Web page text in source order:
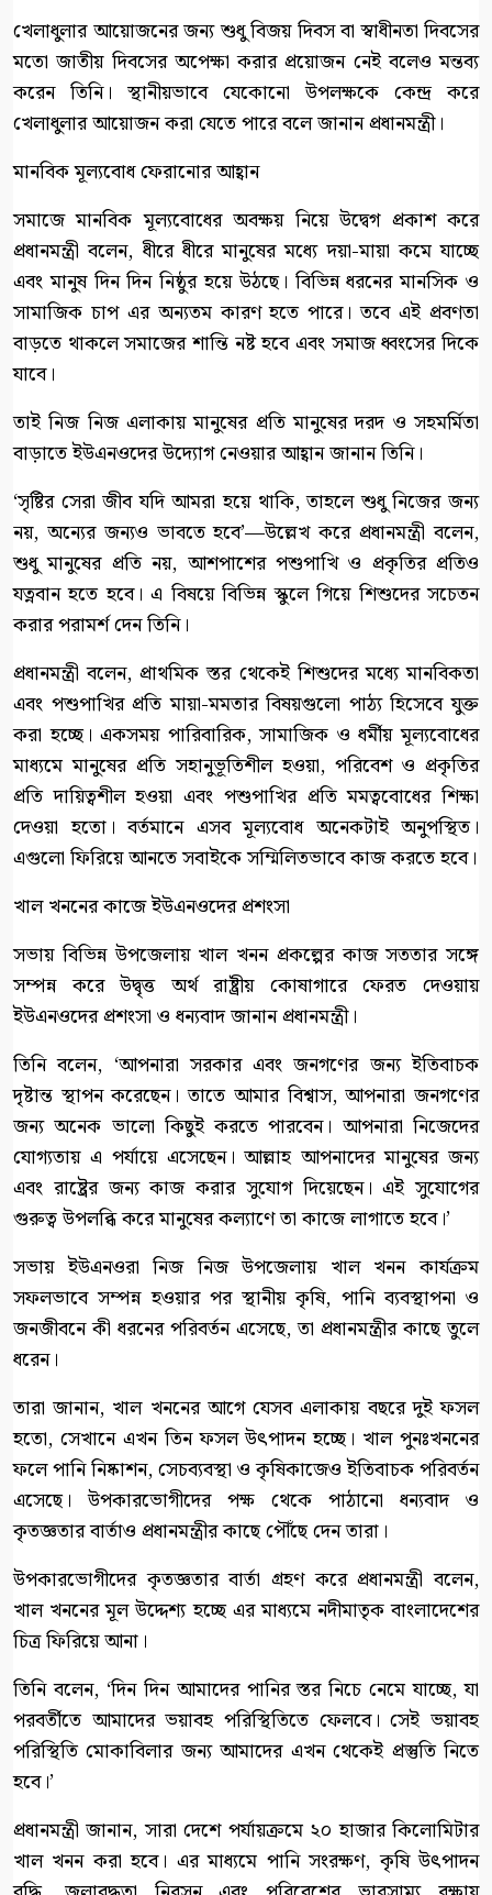
খেলাধুলার আয়োজনের জন্য শুধু বিজয় দিবস বা স্বাধীনতা দিবসের
মতো জাতীয় দিবসের অপেক্ষা করার প্রয়োজন নেই বলেও মন্তব্য
করেন তিনি। স্থানীয়ভাবে যেকোনো উপলক্ষকে কেন্দ্র করে
খেলাধুলার আয়োজন করা যেতে পারে বলে জানান প্রধানমন্ত্রী।
মানবিক মূল্যবোধ ফেরানোর আহ্বান
সমাজে মানবিক মূল্যবোধের অবক্ষয় নিয়ে উদ্বেগ প্রকাশ করে
প্রধানমন্ত্রী বলেন, ধীরে ধীরে মানুষের মধ্যে দয়া-মায়া কমে যাচ্ছে
এবং মানুষ দিন দিন নিষ্ঠুর হয়ে উঠছে। বিভিন্ন ধরনের মানসিক ও
সামাজিক চাপ এর অন্যতম কারণ হতে পারে। তবে এই প্রবণতা
বাড়তে থাকলে সমাজের শান্তি নষ্ট হবে এবং সমাজ ধ্বংসের দিকে
যাবে।
তাই নিজ নিজ এলাকায় মানুষের প্রতি মানুষের দরদ ও সহমর্মিতা
বাড়াতে ইউএনওদের উদ্যোগ নেওয়ার আহ্বান জানান তিনি।
‘সৃষ্টির সেরা জীব যদি আমরা হয়ে থাকি, তাহলে শুধু নিজের জন্য
নয়, অন্যের জন্যও ভাবতে হবে’—উল্লেখ করে প্রধানমন্ত্রী বলেন,
শুধু মানুষের প্রতি নয়, আশপাশের পশুপাখি ও প্রকৃতির প্রতিও
যত্নবান হতে হবে। এ বিষয়ে বিভিন্ন স্কুলে গিয়ে শিশুদের সচেতন
করার পরামর্শ দেন তিনি।
প্রধানমন্ত্রী বলেন, প্রাথমিক স্তর থেকেই শিশুদের মধ্যে মানবিকতা
এবং পশুপাখির প্রতি মায়া-মমতার বিষয়গুলো পাঠ্য হিসেবে যুক্ত
করা হচ্ছে। একসময় পারিবারিক, সামাজিক ও ধর্মীয় মূল্যবোধের
মাধ্যমে মানুষের প্রতি সহানুভূতিশীল হওয়া, পরিবেশ ও প্রকৃতির
প্রতি দায়িত্বশীল হওয়া এবং পশুপাখির প্রতি মমত্ববোধের শিক্ষা
দেওয়া হতো। বর্তমানে এসব মূল্যবোধ অনেকটাই অনুপস্থিত।
এগুলো ফিরিয়ে আনতে সবাইকে সম্মিলিতভাবে কাজ করতে হবে।
খাল খননের কাজে ইউএনওদের প্রশংসা
সভায় বিভিন্ন উপজেলায় খাল খনন প্রকল্পের কাজ সততার সঙ্গে
সম্পন্ন করে উদ্বৃত্ত অর্থ রাষ্ট্রীয় কোষাগারে ফেরত দেওয়ায়
ইউএনওদের প্রশংসা ও ধন্যবাদ জানান প্রধানমন্ত্রী।
তিনি বলেন, ‘আপনারা সরকার এবং জনগণের জন্য ইতিবাচক
দৃষ্টান্ত স্থাপন করেছেন। তাতে আমার বিশ্বাস, আপনারা জনগণের
জন্য অনেক ভালো কিছুই করতে পারবেন। আপনারা নিজেদের
যোগ্যতায় এ পর্যায়ে এসেছেন। আল্লাহ আপনাদের মানুষের জন্য
এবং রাষ্ট্রের জন্য কাজ করার সুযোগ দিয়েছেন। এই সুযোগের
গুরুত্ব উপলব্ধি করে মানুষের কল্যাণে তা কাজে লাগাতে হবে।’
সভায় ইউএনওরা নিজ নিজ উপজেলায় খাল খনন কার্যক্রম
সফলভাবে সম্পন্ন হওয়ার পর স্থানীয় কৃষি, পানি ব্যবস্থাপনা ও
জনজীবনে কী ধরনের পরিবর্তন এসেছে, তা প্রধানমন্ত্রীর কাছে তুলে
ধরেন।
তারা জানান, খাল খননের আগে যেসব এলাকায় বছরে দুই ফসল
হতো, সেখানে এখন তিন ফসল উৎপাদন হচ্ছে। খাল পুনঃখননের
ফলে পানি নিষ্কাশন, সেচব্যবস্থা ও কৃষিকাজেও ইতিবাচক পরিবর্তন
এসেছে। উপকারভোগীদের পক্ষ থেকে পাঠানো ধন্যবাদ ও
কৃতজ্ঞতার বার্তাও প্রধানমন্ত্রীর কাছে পৌঁছে দেন তারা।
উপকারভোগীদের কৃতজ্ঞতার বার্তা গ্রহণ করে প্রধানমন্ত্রী বলেন,
খাল খননের মূল উদ্দেশ্য হচ্ছে এর মাধ্যমে নদীমাতৃক বাংলাদেশের
চিত্র ফিরিয়ে আনা।
তিনি বলেন, ‘দিন দিন আমাদের পানির স্তর নিচে নেমে যাচ্ছে, যা
পরবর্তীতে আমাদের ভয়াবহ পরিস্থিতিতে ফেলবে। সেই ভয়াবহ
পরিস্থিতি মোকাবিলার জন্য আমাদের এখন থেকেই প্রস্তুতি নিতে
হবে।’
প্রধানমন্ত্রী জানান, সারা দেশে পর্যায়ক্রমে ২০ হাজার কিলোমিটার
খাল খনন করা হবে। এর মাধ্যমে পানি সংরক্ষণ, কৃষি উৎপাদন